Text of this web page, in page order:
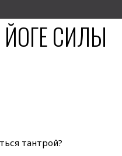
СИЛЫ
тантрой?